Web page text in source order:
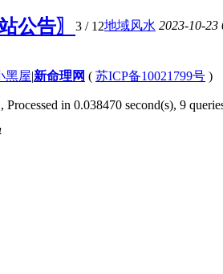
公告〗 3 / 12地域风水 2023-10-
黑屋|新命理网 ( 苏ICP备10021799号 )
, Processed in 0.038470 second(s), 9